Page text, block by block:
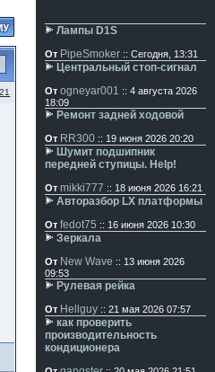
Лампы D1S
От PipeSmoker :: Сегодня, 13:31
Центральный стоп-сигнал
От ogneyar001 :: 4 августа 2026
18:09
Ремонт задней ходовой
От RR300 :: 19 июня 2026 20:20
Шумит подшипник
передней ступицы. Help!
От mikki777 :: 18 июня 2026 16:21
Авторазбор LX платформы
От fedot75 :: 16 июня 2026 10:30
Зеркала
От New Wave :: 13 июня 2026
09:53
Рулевая рейка
От Hellguy :: 21 мая 2026 07:57
как проверить
производительность
кондиционера